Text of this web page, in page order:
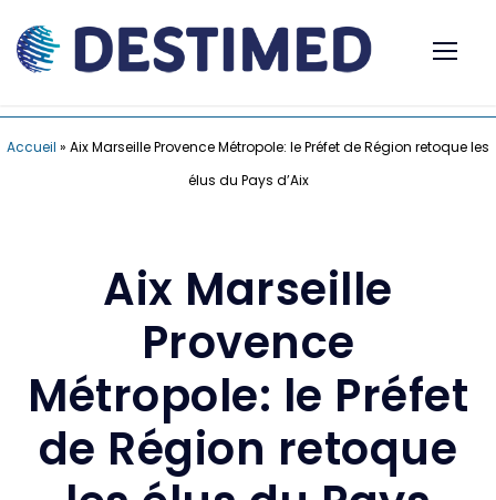
Accueil » Aix Marseille Provence Métropole: le Préfet de Région retoque les
élus du Pays d’Aix
Aix Marseille
Provence
Métropole: le Préfet
de Région retoque